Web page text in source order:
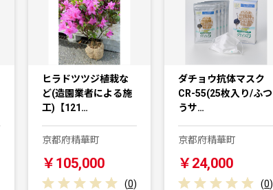
ヒラドツツジ植栽な
ど(造園業者による施
工)【121…
京都府精華町
￥105,000
(0)
ダチョウ抗体マスク
CR-55(25枚入り/ふつ
うサ…
京都府精華町
￥24,000
(0)